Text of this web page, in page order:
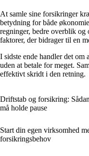
At samle sine forsikringer
betydning for både
regninger, bedre overblik og
faktorer, der bidrager til en
I sidste ende handler det
uden at betale for meget.
effektivt skridt i den retning.
Driftstab og forsikring:
må holde pause
Start din egen virksomhed
forsikringsbehov